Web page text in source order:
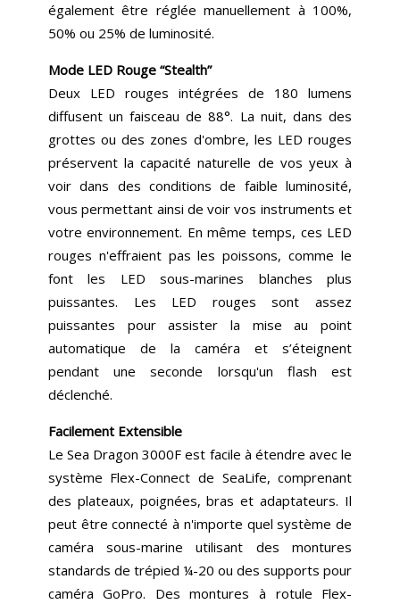
également être réglée manuellement à 100%,
50% ou 25% de luminosité.
Mode LED Rouge “Stealth”
Deux LED rouges intégrées de 180 lumens
diffusent un faisceau de 88°. La nuit, dans des
grottes ou des zones d'ombre, les LED rouges
préservent la capacité naturelle de vos yeux à
voir dans des conditions de faible luminosité,
vous permettant ainsi de voir vos instruments et
votre environnement. En même temps, ces LED
rouges n'effraient pas les poissons, comme le
font les LED sous-marines blanches plus
puissantes. Les LED rouges sont assez
puissantes pour assister la mise au point
automatique de la caméra et s’éteignent
pendant une seconde lorsqu'un flash est
déclenché.
Facilement Extensible
Le Sea Dragon 3000F est facile à étendre avec le
système Flex-Connect de SeaLife, comprenant
des plateaux, poignées, bras et adaptateurs. Il
peut être connecté à n'importe quel système de
caméra sous-marine utilisant des montures
standards de trépied ¼-20 ou des supports pour
caméra GoPro. Des montures à rotule Flex-